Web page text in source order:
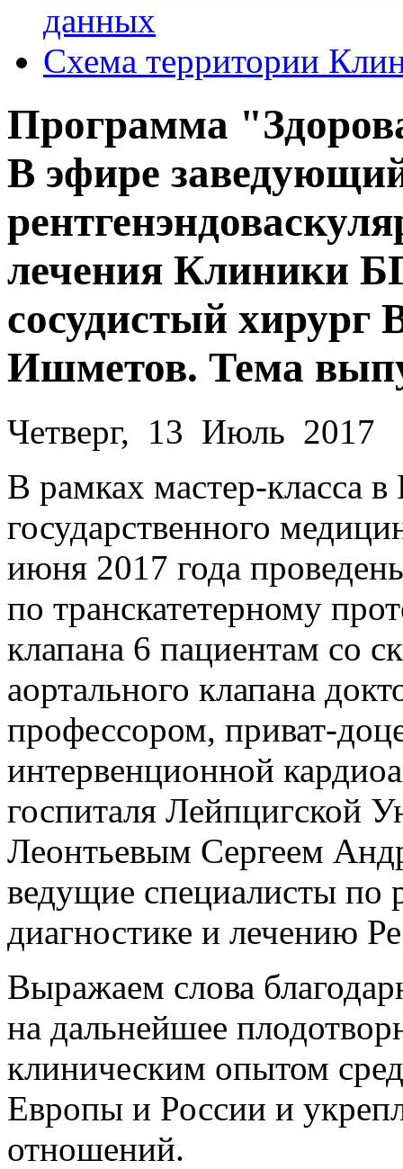
данных
Схема территории
Программа
В эфире
лечения Клиники
сосудистый
Ишметов. Тема
Четверг, 13 Июль 2017
В рамках мастер-класса
государственного
июня 2017 года
по транскатетерному
клапана 6 пациентам со
аортального клапана
профессором, приват-
интервенционной
госпиталя Лейпцигской
Леонтьевым Сергеем
ведущие специалисты по
диагностике и лечению
Выражаем слова
на дальнейшее
клиническим опытом
Европы и России и
отношений.